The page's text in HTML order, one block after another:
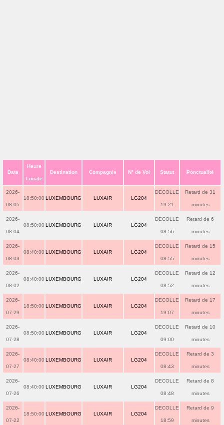
Date
Heure
Locale
Destination Compagnie N° de Vol Statut Ponctualité
2026-
08-05
18:50:00 LUXEMBOURG LUXAIR LG204
DECOLLE
19:21
Retard de 31
minutes
2026-
08-04
08:50:00 LUXEMBOURG LUXAIR LG204
DECOLLE
08:56
Retard de 6
minutes
2026-
08-03
08:40:00 LUXEMBOURG LUXAIR LG204
DECOLLE
08:55
Retard de 15
minutes
2026-
08-02
08:40:00 LUXEMBOURG LUXAIR LG204
DECOLLE
08:52
Retard de 12
minutes
2026-
07-29
18:50:00 LUXEMBOURG LUXAIR LG204
DECOLLE
19:07
Retard de 17
minutes
2026-
07-28
08:50:00 LUXEMBOURG LUXAIR LG204
DECOLLE
09:00
Retard de 10
minutes
2026-
07-27
08:40:00 LUXEMBOURG LUXAIR LG204
DECOLLE
08:43
Retard de 3
minutes
2026-
07-26
08:40:00 LUXEMBOURG LUXAIR LG204
DECOLLE
08:48
Retard de 8
minutes
2026-
07-22
18:50:00 LUXEMBOURG LUXAIR LG204
DECOLLE
18:59
Retard de 9
minutes